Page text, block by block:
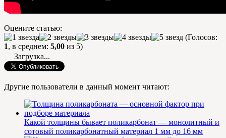
Оцените статью:
(Голосов:
1, в среднем: 5,00 из 5)
Загрузка...
Другие пользователи в данный момент читают:
Какой толщины бывает поликарбонат — монолитный и
сотовый поликарбонатный материал 1 мм до 16 мм